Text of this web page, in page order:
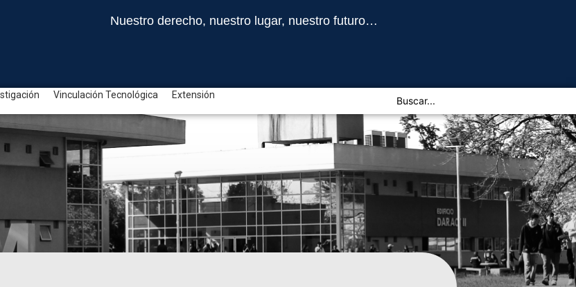
Nuestro derecho, nuestro lugar, nuestro futuro…
Vinculación Tecnológica Extensión